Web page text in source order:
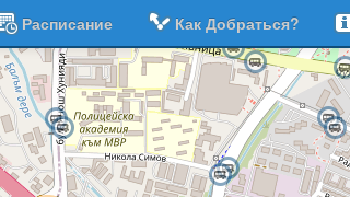
Расписание Как Добраться?